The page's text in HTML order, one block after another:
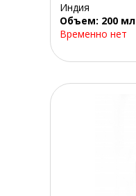
Индия
Объем: 200 мл
Временно нет